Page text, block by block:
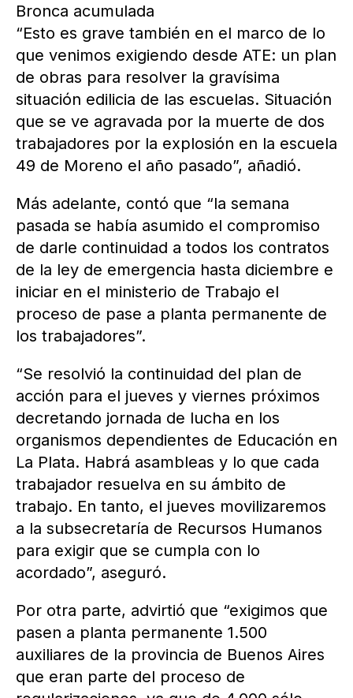
Bronca acumulada
“Esto es grave también en el marco de lo
que venimos exigiendo desde ATE: un plan
de obras para resolver la gravísima
situación edilicia de las escuelas. Situación
que se ve agravada por la muerte de dos
trabajadores por la explosión en la escuela
49 de Moreno el año pasado”, añadió.
Más adelante, contó que “la semana
pasada se había asumido el compromiso
de darle continuidad a todos los contratos
de la ley de emergencia hasta diciembre e
iniciar en el ministerio de Trabajo el
proceso de pase a planta permanente de
los trabajadores”.
“Se resolvió la continuidad del plan de
acción para el jueves y viernes próximos
decretando jornada de lucha en los
organismos dependientes de Educación en
La Plata. Habrá asambleas y lo que cada
trabajador resuelva en su ámbito de
trabajo. En tanto, el jueves movilizaremos
a la subsecretaría de Recursos Humanos
para exigir que se cumpla con lo
acordado”, aseguró.
Por otra parte, advirtió que “exigimos que
pasen a planta permanente 1.500
auxiliares de la provincia de Buenos Aires
que eran parte del proceso de